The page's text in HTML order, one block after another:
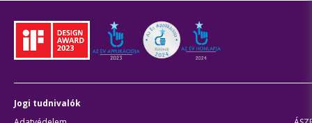
Jogi tudnivalók